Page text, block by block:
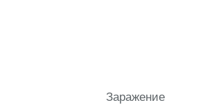
Заражение